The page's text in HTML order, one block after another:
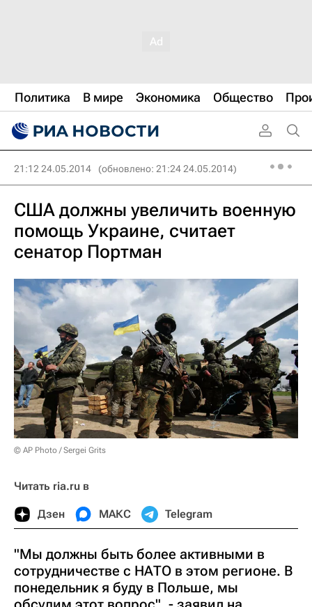
Политика В мире Экономика Общество
21:12 24.05.2014 (обновлено: 21:24 24.05.2014)
США должны увеличить военную
помощь Украине, считает
сенатор Портман
© AP Photo / Sergei Grits
Читать ria.ru в
Дзен МАКС Telegram
"Мы должны быть более активными в
сотрудничестве с НАТО в этом регионе. В
понедельник я буду в Польше, мы